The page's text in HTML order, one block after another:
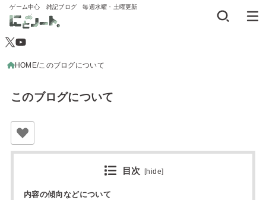
ゲーム中心 雑記ブログ 毎週水曜・土曜更新
HOME このブログについて
このブログについて
目次 [hide]
内容の傾向などについて